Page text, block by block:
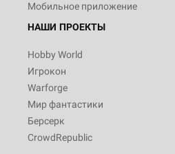
Мобильное приложение
НАШИ ПРОЕКТЫ
Hobby World
Игрокон
Warforge
Мир фантастики
Берсерк
CrowdRepublic